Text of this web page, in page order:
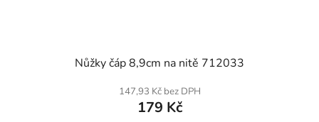
Nůžky čáp 8,9cm na nitě 712033
147,93 Kč bez DPH
179 Kč